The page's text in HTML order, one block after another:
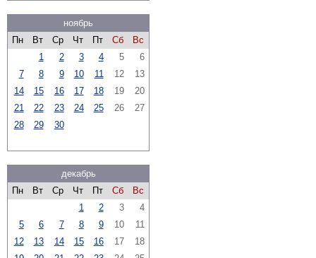
ноябрь
Пн
Вт Ср Чт Пт Сб
Вс
1
2 3 4 5
6
7
8 9 10 11 12
13
14
15 16 17 18 19
20
21
22 23 24 25 26
27
28
29 30
декабрь
Пн
Вт Ср Чт Пт Сб
Вс
1
2 3
4
5
6 7 8 9 10
11
12
13 14 15 16 17
18